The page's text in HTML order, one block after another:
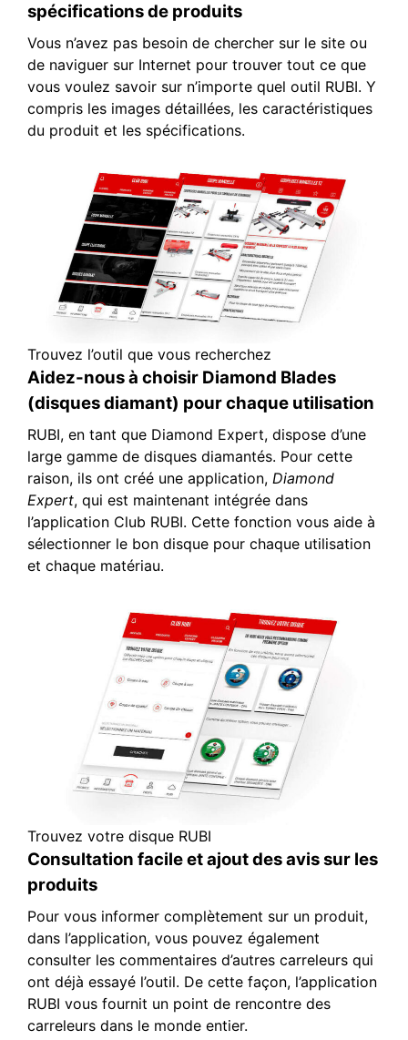
spécifications de produits
Vous n’avez pas besoin de chercher sur le site ou
de naviguer sur Internet pour trouver tout ce que
vous voulez savoir sur n’importe quel outil RUBI. Y
compris les images détaillées, les caractéristiques
du produit et les spécifications.
Trouvez l’outil que vous recherchez
Aidez-nous à choisir Diamond Blades
(disques diamant) pour chaque utilisation
RUBI, en tant que Diamond Expert, dispose d’une
large gamme de disques diamantés. Pour cette
raison, ils ont créé une application, Diamond
Expert, qui est maintenant intégrée dans
l’application Club RUBI. Cette fonction vous aide à
sélectionner le bon disque pour chaque utilisation
et chaque matériau.
Trouvez votre disque RUBI
Consultation facile et ajout des avis sur les
produits
Pour vous informer complètement sur un produit,
dans l’application, vous pouvez également
consulter les commentaires d’autres carreleurs qui
ont déjà essayé l’outil. De cette façon, l’application
RUBI vous fournit un point de rencontre des
carreleurs dans le monde entier.